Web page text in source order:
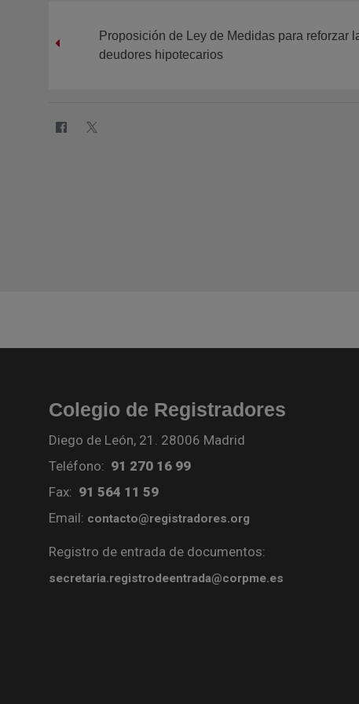
Proposición de Ley de Medidas para reforzar
deudores hipotecarios
Colegio de Registradores
Diego de León, 21. 28006 Madrid
Teléfono: 91 270 16 99
Fax: 91 564 11 59
Email: contacto@registradores.org
Registro de entrada de documentos:
secretaria.registrodeentrada@corpme.es